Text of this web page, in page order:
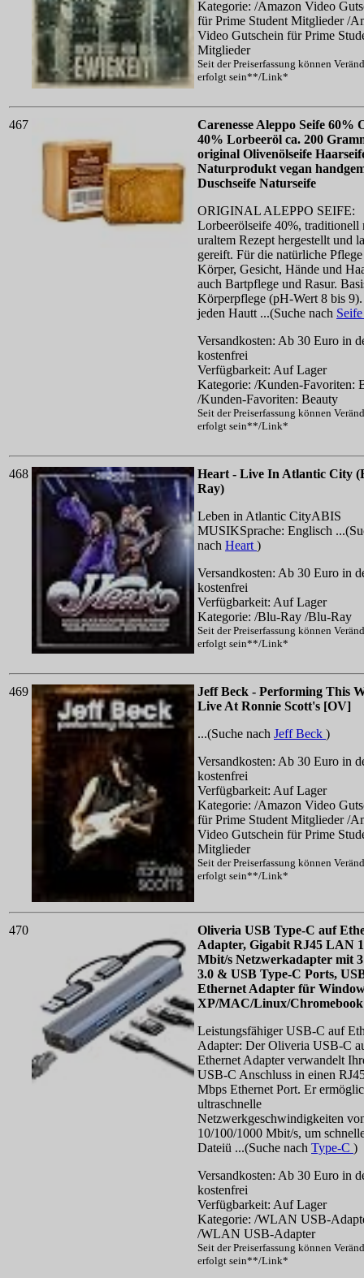
Kategorie: /Amazon Video
für Prime Student Mitglieder /
Video Gutschein für Prime
Mitglieder
Seit der Preiserfassung können
erfolgt sein**/Link*
467
Carenesse Aleppo Seife 60%
40% Lorbeeröl ca. 200
original Olivenölseife
Naturprodukt vegan
Duschseife Naturseife
ORIGINAL ALEPPO SEIFE:
Lorbeerölseife 40%, traditionell
uraltem Rezept hergestellt und
gereift. Für die natürliche
Körper, Gesicht, Hände und
auch Bartpflege und Rasur.
Körperpflege (pH-Wert 8 bis
jeden Hautt ...(Suche nach
Versandkosten: Ab 30 Euro in
kostenfrei
Verfügbarkeit: Auf Lager
Kategorie: /Kunden-Favoriten:
/Kunden-Favoriten: Beauty
Seit der Preiserfassung können
erfolgt sein**/Link*
468
Heart - Live In Atlantic City
Ray)
Leben in Atlantic CityABIS
MUSIKSprache: Englisch
nach Heart )
Versandkosten: Ab 30 Euro in
kostenfrei
Verfügbarkeit: Auf Lager
Kategorie: /Blu-Ray /Blu-Ray
Seit der Preiserfassung können
erfolgt sein**/Link*
469
Jeff Beck - Performing This
Live At Ronnie Scott's [OV]
...(Suche nach Jeff Beck )
Versandkosten: Ab 30 Euro in
kostenfrei
Verfügbarkeit: Auf Lager
Kategorie: /Amazon Video
für Prime Student Mitglieder /
Video Gutschein für Prime
Mitglieder
Seit der Preiserfassung können
erfolgt sein**/Link*
470
Oliveria USB Type-C auf
Adapter, Gigabit RJ45 LAN
Mbit/s Netzwerkadapter mit
3.0 & USB Type-C Ports,
Ethernet Adapter für
XP/MAC/Linux/Chromebook
Leistungsfähiger USB-C auf
Adapter: Der Oliveria USB-C
Ethernet Adapter verwandelt
USB-C Anschluss in einen
Mbps Ethernet Port. Er
ultraschnelle
Netzwerkgeschwindigkeiten
10/100/1000 Mbit/s, um
Dateiü ...(Suche nach Type-C )
Versandkosten: Ab 30 Euro in
kostenfrei
Verfügbarkeit: Auf Lager
Kategorie: /WLAN USB-
/WLAN USB-Adapter
Seit der Preiserfassung können
erfolgt sein**/Link*